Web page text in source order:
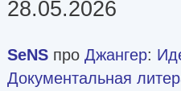
28.05.2026
SeNS про Джангер:
Документальная